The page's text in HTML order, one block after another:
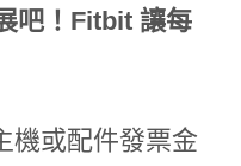
吧！Fitbit 讓每
機或配件發票金